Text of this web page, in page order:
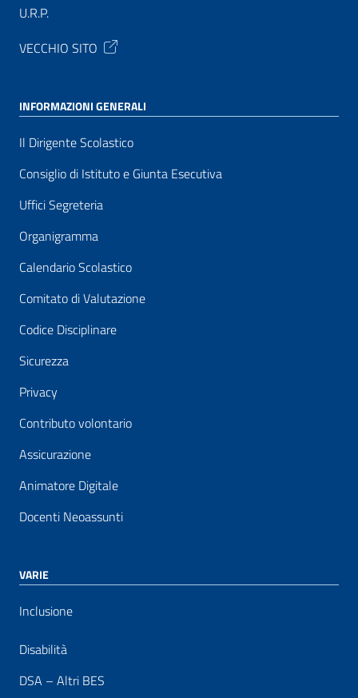
U.R.P.
VECCHIO SITO
INFORMAZIONI GENERALI
Il Dirigente Scolastico
Consiglio di Istituto e Giunta Esecutiva
Uffici Segreteria
Organigramma
Calendario Scolastico
Comitato di Valutazione
Codice Disciplinare
Sicurezza
Privacy
Contributo volontario
Assicurazione
Animatore Digitale
Docenti Neoassunti
VARIE
Inclusione
Disabilità
DSA – Altri BES